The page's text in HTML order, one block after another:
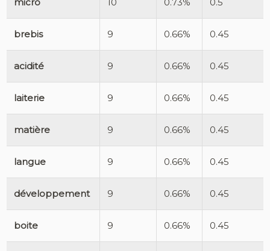
brebis 9 0.66% 0.45
acidité 9 0.66% 0.45
laiterie 9 0.66% 0.45
matière 9 0.66% 0.45
langue 9 0.66% 0.45
développement 9 0.66% 0.45
boite 9 0.66% 0.45